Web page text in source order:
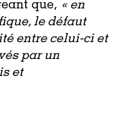
que, « en
le défaut
entre celui-ci et
par un
et